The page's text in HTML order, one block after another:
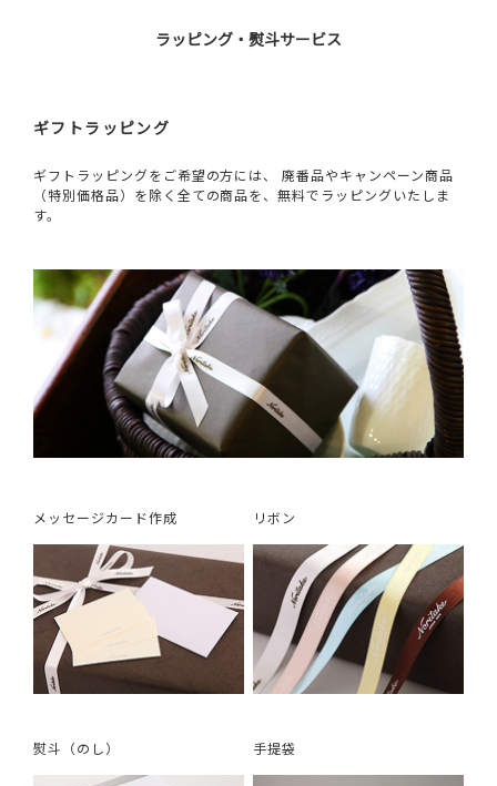
ラッピング・熨斗サービス
ギフトラッピング
ギフトラッピングをご希望の方には、 廃番品やキャンペーン商品
（特別価格品）を除く全ての商品を、無料でラッピングいたしま
す。
メッセージカード作成 リボン
熨斗（のし） 手提袋